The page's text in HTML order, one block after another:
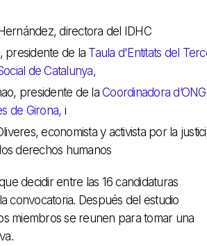
directora del IDHC
presidente de la Taula d'Entitats del
de Catalunya,
presidente de la Coordinadora d’ONG
de Girona, i
economista y activista por la
derechos humanos
decidir entre las 16 candidaturas
convocatoria. Después del estudio
miembros se reunen para tomar una